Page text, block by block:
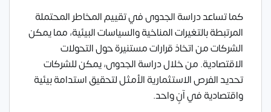
كما تساعد دراسة الجدوى في تقييم المخاطر المحتملة
المرتبطة بالتغيرات المناخية والسياسات البيئية، مما يمكن
الشركات من اتخاذ قرارات مستنيرة حول التحولات
الاقتصادية. من خلال دراسة الجدوى، يمكن للشركات
تحديد الفرص الاستثمارية الأمثل لتحقيق استدامة بيئية
واقتصادية في آنٍ واحد.